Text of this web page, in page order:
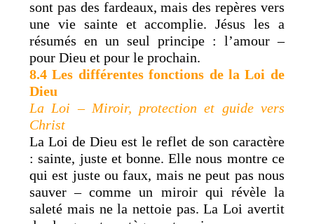
sont pas des fardeaux, mais des repères vers
une vie sainte et accomplie. Jésus les a
résumés en un seul principe : l’amour –
pour Dieu et pour le prochain.
8.4 Les différentes fonctions de la Loi de
Dieu
La Loi – Miroir, protection et guide vers
Christ
La Loi de Dieu est le reflet de son caractère
: sainte, juste et bonne. Elle nous montre ce
qui est juste ou faux, mais ne peut pas nous
sauver – comme un miroir qui révèle la
saleté mais ne la nettoie pas. La Loi avertit